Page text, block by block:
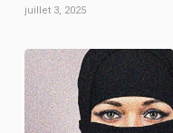
juillet 3, 2025